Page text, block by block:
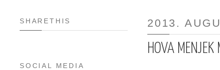
2013.
HOVA
SHARETHIS
SOCIAL MEDIA